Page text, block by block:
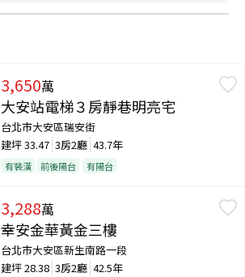
3,650萬
大安站電梯３房靜巷明亮宅
台北市大安區瑞安街
建坪33.47 3房2廳 43.7年
有裝潢 前後陽台 有陽台
3,288萬
幸安金華黃金三樓
台北市大安區新生南路一段
建坪28.38 3房2廳 42.5年